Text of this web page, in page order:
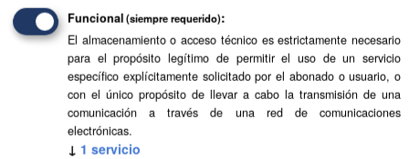
Aprobación Definitiva...
Aprobación Definitiva...
Aprobación Definitiva...
Aprobación Definitiva...
Funcional (siempre requerido)
El almacenamiento o acceso técnico es estrictamente necesario
para el propósito legítimo de permitir el uso de un servicio
específico explícitamente solicitado por el abonado o usuario, o
con el único propósito de llevar a cabo la transmisión de una
comunicación a través de una red de comunicaciones
electrónicas.
↓ 1 servicio